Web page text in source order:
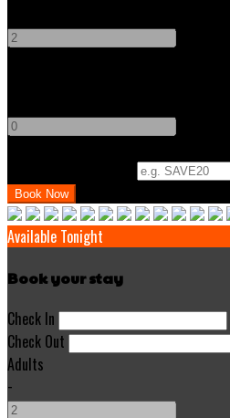
Available Tonight
Book your stay
Check In
Check Out
Adults
-